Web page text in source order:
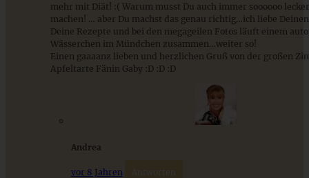
mehr mit Diät! :( Warum musst Du auch immer soooooo
machen! … aber Du machst das genau richtig…ich liebe
Deine Rezepte und bei den megageilen Fotos läuft einem
Wässerchen im Mündchen zusammen…weiter so!
Einen gaaaanz lieben und herzlichen Gruß von der großen
Apfeltarte Fänin Gaby :D :D :D
Andrea
vor 8 Jahren Antworten